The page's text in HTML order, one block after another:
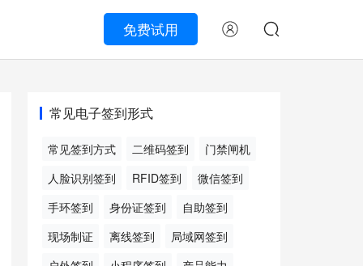
免费试用
常见电子签到形式
常见签到方式 二维码签到
门禁闸机
人脸识别签到
RFID签到
微信签到
手环签到
身份证签到
自助签到
现场制证
离线签到
局域网签到